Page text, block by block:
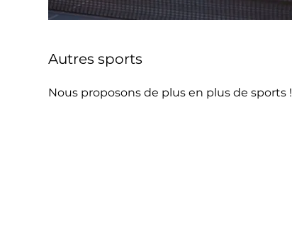
Autres sports
Nous proposons de plus en plus de sports !